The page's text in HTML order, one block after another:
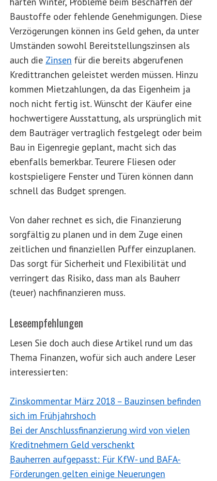
Baustoffe oder fehlende Genehmigungen. Diese
Verzögerungen können ins Geld gehen, da unter
Umständen sowohl Bereitstellungszinsen als
auch die Zinsen für die bereits abgerufenen
Kredittranchen geleistet werden müssen. Hinzu
kommen Mietzahlungen, da das Eigenheim ja
noch nicht fertig ist. Wünscht der Käufer eine
hochwertigere Ausstattung, als ursprünglich mit
dem Bauträger vertraglich festgelegt oder beim
Bau in Eigenregie geplant, macht sich das
ebenfalls bemerkbar. Teurere Fliesen oder
kostspieligere Fenster und Türen können dann
schnell das Budget sprengen.
Von daher rechnet es sich, die Finanzierung
sorgfältig zu planen und in dem Zuge einen
zeitlichen und finanziellen Puffer einzuplanen.
Das sorgt für Sicherheit und Flexibilität und
verringert das Risiko, dass man als Bauherr
(teuer) nachfinanzieren muss.
Leseempfehlungen
Lesen Sie doch auch diese Artikel rund um das
Thema Finanzen, wofür sich auch andere Leser
interessierten:
Zinskommentar März 2018 – Bauzinsen befinden
sich im Frühjahrshoch
Bei der Anschlussfinanzierung wird von vielen
Kreditnehmern Geld verschenkt
Bauherren aufgepasst: Für KfW- und BAFA-
Förderungen gelten einige Neuerungen